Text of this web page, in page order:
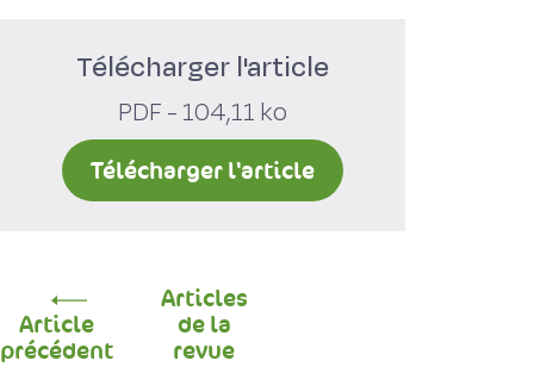
Télécharger l'article
PDF - 104,11 ko
Télécharger l'article
Article
précédent
Articles
de la
revue